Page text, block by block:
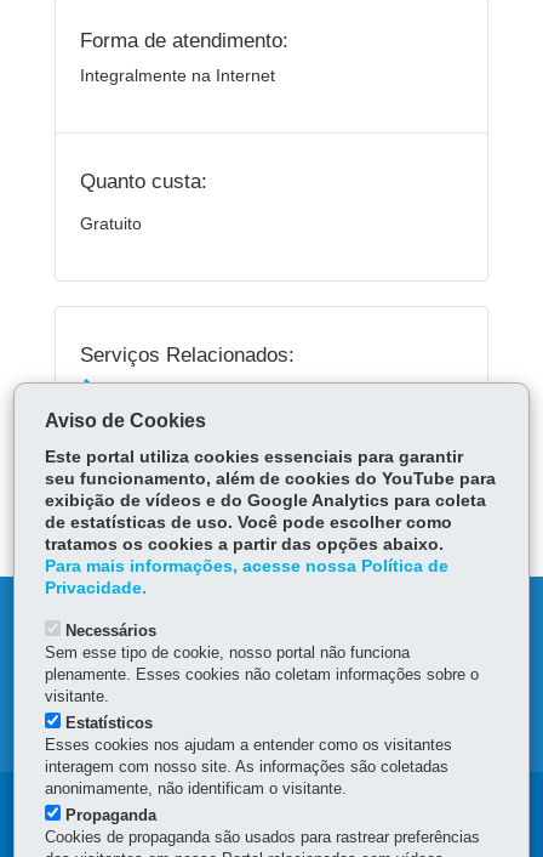
Forma de atendimento:
Integralmente na Internet
Quanto custa:
Gratuito
Serviços Relacionados:
Fazer declaração do ITCMD
ÓRGÃO RESPONSÁVEL
DEIXE SUA OPINIÃO
MAPA DO SITE
OUVIDORIA
Navegação
Aviso de Cookies
Este portal utiliza cookies essenciais para garantir
seu funcionamento, além de cookies do YouTube para
exibição de vídeos e do Google Analytics para coleta
de estatísticas de uso. Você pode escolher como
tratamos os cookies a partir das opções abaixo.
Para mais informações, acesse nossa Política de
Privacidade.
Necessários
Sem esse tipo de cookie, nosso portal não funciona
plenamente. Esses cookies não coletam informações sobre o
visitante.
Estatísticos
Esses cookies nos ajudam a entender como os visitantes
interagem com nosso site. As informações são coletadas
anonimamente, não identificam o visitante.
Propaganda
Cookies de propaganda são usados para rastrear preferências